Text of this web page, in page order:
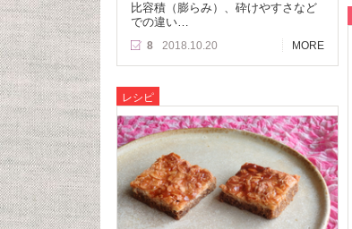
比容積（膨らみ）、砕けやすさなど
での違い…
8 2018.10.20 MORE
レシピ